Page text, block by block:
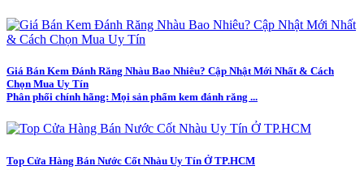
Giá Bán Kem Đánh Răng Nhàu Bao Nhiêu? Cập Nhật Mới Nhất & Cách
Chọn Mua Uy Tín
Phân phối chính hãng: Mọi sản phẩm kem đánh răng ...
Top Cửa Hàng Bán Nước Cốt Nhàu Uy Tín Ở TP.HCM